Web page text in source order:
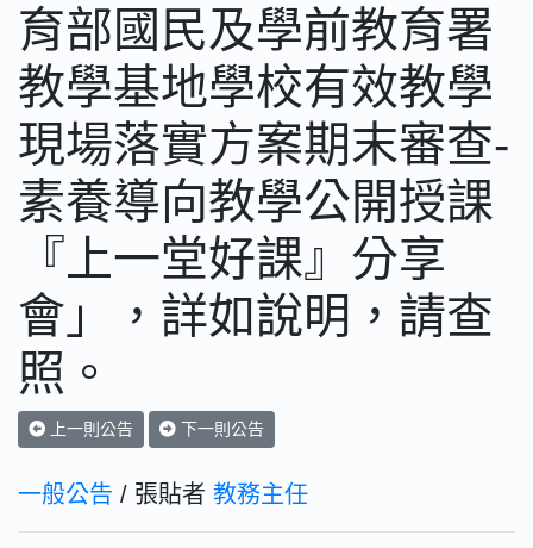
育部國民及學前教育署
教學基地學校有效教學
現場落實方案期末審查-
素養導向教學公開授課
『上一堂好課』分享
會」，詳如說明，請查
照。
上一則公告 下一則公告
一般公告 / 張貼者 教務主任